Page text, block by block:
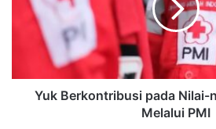
Yuk Berkontribusi pada Nilai-
Melalui PMI